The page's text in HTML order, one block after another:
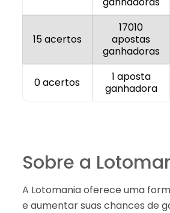
15 acertos
17010
apostas
ganhadoras
0 acertos
1 aposta
ganhadora
Sobre a
A Lotomania oferece uma
e aumentar suas chances de